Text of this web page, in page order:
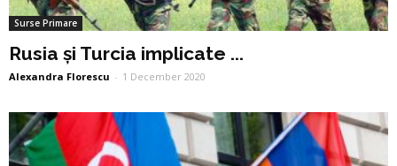
Surse Primare
Rusia și Turcia implicate ...
Alexandra Florescu - 1 December 2020